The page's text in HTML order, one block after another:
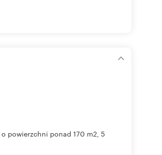
powierzchni ponad 170 m2, 5